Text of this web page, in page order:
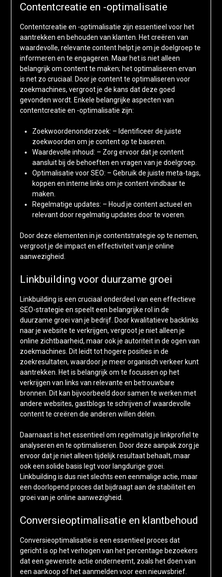
Contentcreatie en -optimalisatie
Contentcreatie en -optimalisatie zijn essentieel voor het
aantrekken en behouden van klanten. Het creëren van
waardevolle, relevante content helpt je om je doelgroep te
informeren en te engageren. Maar het is niet alleen
belangrijk om content te maken; het optimaliseren ervan
is net zo cruciaal. Door je content te optimaliseren voor
zoekmachines, vergroot je de kans dat deze goed
gevonden wordt. Enkele belangrijke aspecten van
contentcreatie en -optimalisatie zijn:
Zoekwoordenonderzoek: – Identificeer de juiste
zoekwoorden om je content op te baseren.
Waardevolle inhoud: – Zorg ervoor dat je content
aansluit bij de behoeften en vragen van je doelgroep.
Optimalisatie voor SEO: – Gebruik de juiste meta-tags,
koppen en interne links om je content vindbaar te
maken.
Regelmatige updates: – Houd je content actueel en
relevant door regelmatig updates door te voeren.
Door deze elementen in je contentstrategie op te nemen,
vergroot je de impact en effectiviteit van je online
aanwezigheid.
Linkbuilding voor duurzame groei
Linkbuilding is een cruciaal onderdeel van een effectieve
SEO-strategie en speelt een belangrijke rol in de
duurzame groei van je bedrijf. Door kwalitatieve backlinks
naar je website te verkrijgen, vergroot je niet alleen je
online zichtbaarheid, maar ook je autoriteit in de ogen van
zoekmachines. Dit leidt tot hogere posities in de
zoekresultaten, waardoor je meer organisch verkeer kunt
aantrekken. Het is belangrijk om te focussen op het
verkrijgen van links van relevante en betrouwbare
bronnen. Dit kan bijvoorbeeld door samen te werken met
andere websites, gastblogs te schrijven of waardevolle
content te creëren die anderen willen delen.
Daarnaast is het essentieel om regelmatig je linkprofiel te
analyseren en te optimaliseren. Door deze aanpak zorg je
ervoor dat je niet alleen tijdelijk resultaat behaalt, maar
ook een solide basis legt voor langdurige groei.
Linkbuilding is dus niet slechts een eenmalige actie, maar
een doorlopend proces dat bijdraagt aan de stabiliteit en
groei van je online aanwezigheid.
Conversieoptimalisatie en klantbehoud
Conversieoptimalisatie is een essentieel proces dat
gericht is op het verhogen van het percentage bezoekers
dat een gewenste actie onderneemt, zoals het doen van
een aankoop of het aanmelden voor een nieuwsbrief.